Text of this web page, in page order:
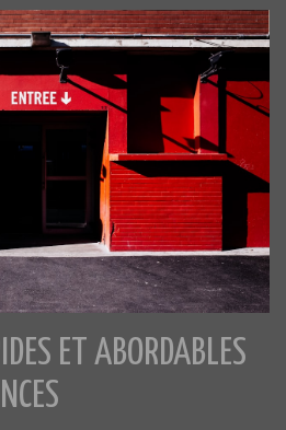
ET ABORDABLES